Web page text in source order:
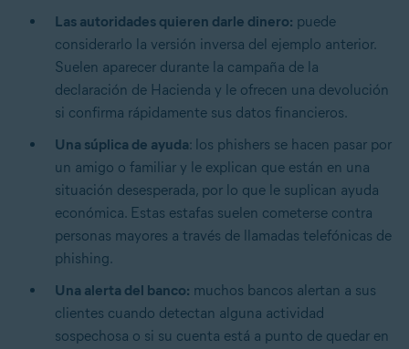
Las autoridades quieren darle dinero: puede
considerarlo la versión inversa del ejemplo anterior.
Suelen aparecer durante la campaña de la
declaración de Hacienda y le ofrecen una devolución
si confirma rápidamente sus datos financieros.
Una súplica de ayuda: los phishers se hacen pasar por
un amigo o familiar y le explican que están en una
situación desesperada, por lo que le suplican ayuda
económica. Estas estafas suelen cometerse contra
personas mayores a través de llamadas telefónicas de
phishing.
Una alerta del banco: muchos bancos alertan a sus
clientes cuando detectan alguna actividad
sospechosa o si su cuenta está a punto de quedar en